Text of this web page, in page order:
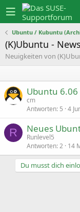
Ubuntu / Kubuntu
(K)Ubuntu - News
Neuigkeiten von
Ubuntu
cm
Antworten 5 4
R Neues
Runlevel5
Antworten 2 14
Du musst dich